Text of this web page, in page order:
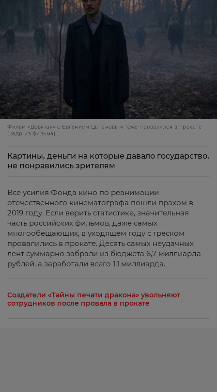
Фильм «Девятая» с Евгением Цыгановым тоже провалился в прокате
(кадр из фильма)
Картины, деньги на которые давало государство,
не понравились зрителям
Все усилия Фонда кино по реанимации
отечественного кинематографа пошли прахом в
2019 году. Если верить статистике, значительная
часть российских фильмов, даже самых
многообещающих, в уходящем году с треском
провалились в прокате. Десять самых неудачных
лент суммарно забрали из бюджета 6,7 миллиарда
рублей, а заработали всего 1,1 миллиарда.
Создатели «Тайны печати дракона» увольняют
сотрудников после провала в прокате